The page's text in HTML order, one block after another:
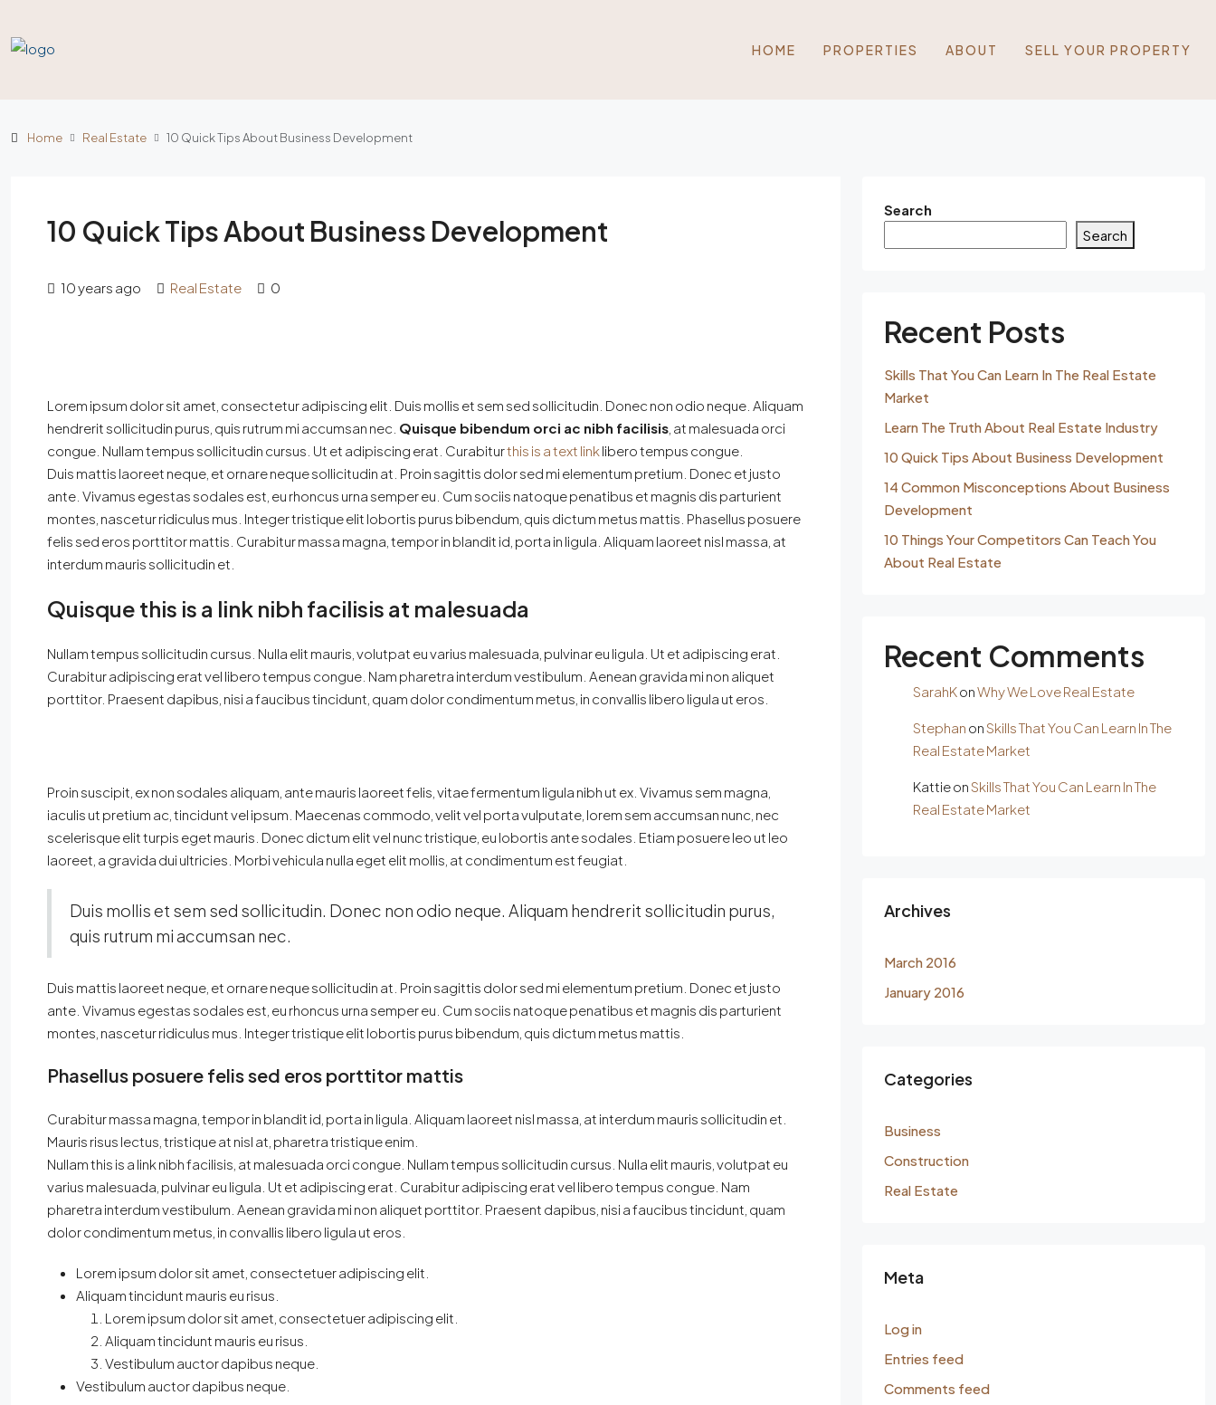
HOME PROPERTIES ABOUT SELL YOUR PROPERTY
Home Real Estate 10 Quick Tips About Business Development
10 Quick Tips About Business Development
10 years ago Real Estate 0
Lorem ipsum dolor sit amet, consectetur adipiscing elit. Duis mollis et sem sed sollicitudin. Donec non odio neque. Aliquam
hendrerit sollicitudin purus, quis rutrum mi accumsan nec. Quisque bibendum orci ac nibh facilisis , at malesuada orci
congue. Nullam tempus sollicitudin cursus. Ut et adipiscing erat. Curabiturthis is a text link libero tempus congue.
Duis mattis laoreet neque, et ornare neque sollicitudin at. Proin sagittis dolor sed mi elementum pretium. Donec et justo
ante. Vivamus egestas sodales est, eu rhoncus urna semper eu. Cum sociis natoque penatibus et magnis dis parturient
montes, nascetur ridiculus mus. Integer tristique elit lobortis purus bibendum, quis dictum metus mattis. Phasellus posuere
felis sed eros porttitor mattis. Curabitur massa magna, tempor in blandit id, porta in ligula. Aliquam laoreet nisl massa, at
interdum mauris sollicitudin et.
Quisque this is a link nibh facilisis at malesuada
Nullam tempus sollicitudin cursus. Nulla elit mauris, volutpat eu varius malesuada, pulvinar eu ligula. Ut et adipiscing erat.
Curabitur adipiscing erat vel libero tempus congue. Nam pharetra interdum vestibulum. Aenean gravida mi non aliquet
porttitor. Praesent dapibus, nisi a faucibus tincidunt, quam dolor condimentum metus, in convallis libero ligula ut eros.
Proin suscipit, ex non sodales aliquam, ante mauris laoreet felis, vitae fermentum ligula nibh ut ex. Vivamus sem magna,
iaculis ut pretium ac, tincidunt vel ipsum. Maecenas commodo, velit vel porta vulputate, lorem sem accumsan nunc, nec
scelerisque elit turpis eget mauris. Donec dictum elit vel nunc tristique, eu lobortis ante sodales. Etiam posuere leo ut leo
laoreet, a gravida dui ultricies. Morbi vehicula nulla eget elit mollis, at condimentum est feugiat.
Duis mollis et sem sed sollicitudin. Donec non odio neque. Aliquam hendrerit sollicitudin purus,
quis rutrum mi accumsan nec.
Duis mattis laoreet neque, et ornare neque sollicitudin at. Proin sagittis dolor sed mi elementum pretium. Donec et justo
ante. Vivamus egestas sodales est, eu rhoncus urna semper eu. Cum sociis natoque penatibus et magnis dis parturient
montes, nascetur ridiculus mus. Integer tristique elit lobortis purus bibendum, quis dictum metus mattis.
Phasellus posuere felis sed eros porttitor mattis
Curabitur massa magna, tempor in blandit id, porta in ligula. Aliquam laoreet nisl massa, at interdum mauris sollicitudin et.
Mauris risus lectus, tristique at nisl at, pharetra tristique enim.
Nullam this is a link nibh facilisis, at malesuada orci congue. Nullam tempus sollicitudin cursus. Nulla elit mauris, volutpat eu
varius malesuada, pulvinar eu ligula. Ut et adipiscing erat. Curabitur adipiscing erat vel libero tempus congue. Nam
pharetra interdum vestibulum. Aenean gravida mi non aliquet porttitor. Praesent dapibus, nisi a faucibus tincidunt, quam
dolor condimentum metus, in convallis libero ligula ut eros.
Lorem ipsum dolor sit amet, consectetuer adipiscing elit.
Aliquam tincidunt mauris eu risus.
Lorem ipsum dolor sit amet, consectetuer adipiscing elit.
Aliquam tincidunt mauris eu risus.
Vestibulum auctor dapibus neque.
Vestibulum auctor dapibus neque.
Search
Search
Recent Posts
Skills That You Can Learn In The Real Estate
Market
Learn The Truth About Real Estate Industry
10 Quick Tips About Business Development
14 Common Misconceptions About Business
Development
10 Things Your Competitors Can Teach You
About Real Estate
Recent Comments
SarahKonWhy We Love Real Estate
Stephan onSkills That You Can Learn In The
Real Estate Market
KattieonSkills That You Can Learn In The
Real Estate Market
Archives
March 2016
January 2016
Categories
Business
Construction
Real Estate
Meta
Log in
Entries feed
Comments feed